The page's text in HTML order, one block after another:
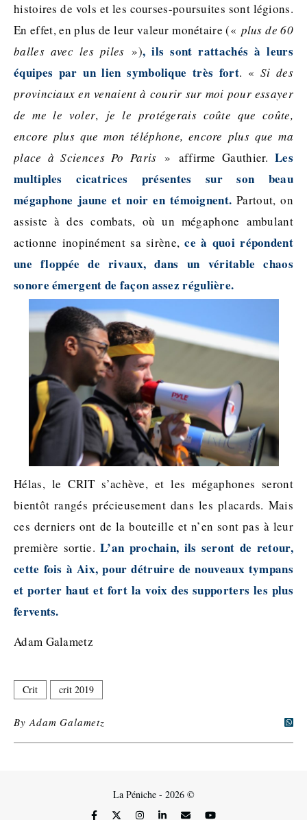
histoires de vols et les courses-poursuites sont légions.
En effet, en plus de leur valeur monétaire (« plus de 60
balles avec les piles »), ils sont rattachés à leurs
équipes par un lien symbolique très fort. « Si des
provinciaux en venaient à courir sur moi pour essayer
de me le voler, je le protégerais coûte que coûte,
encore plus que mon téléphone, encore plus que ma
place à Sciences Po Paris » affirme Gauthier.Les
multiples cicatrices présentes sur son beau
mégaphone jaune et noir en témoignent. Partout, on
assiste à des combats, où un mégaphone ambulant
actionne inopinément sa sirène,ce à quoi répondent
une floppée de rivaux, dans un véritable chaos
sonore émergent de façon assez régulière.
Hélas, le CRIT s’achève, et les mégaphones seront
bientôt rangés précieusement dans les placards. Mais
ces derniers ont de la bouteille et n’en sont pas à leur
première sortie. L’an prochain, ils seront de retour,
cette fois à Aix, pour détruire de nouveaux tympans
et porter haut et fort la voix des supporters les plus
fervents.
Adam Galametz
Crit crit 2019
ByAdam Galametz
La Péniche - 2026 ©